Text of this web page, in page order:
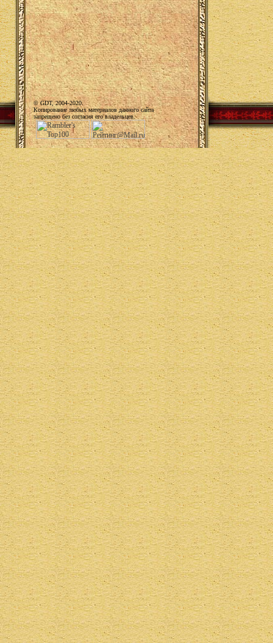
© GDT, 2004-2020.
Копирование любых материалов данного сайта
запрещено без согласия его владельцев.